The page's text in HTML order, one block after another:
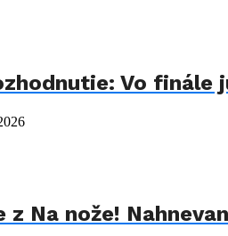
Vo finále
z Na nože!